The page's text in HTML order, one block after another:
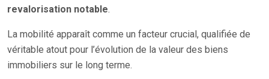
revalorisation notable.
La mobilité apparaît comme un facteur crucial, qualifiée de
véritable atout pour l’évolution de la valeur des biens
immobiliers sur le long terme.